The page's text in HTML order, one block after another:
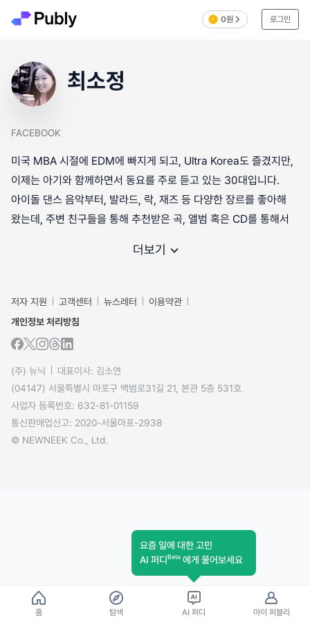
0원 로그인
최소정
FACEBOOK
미국 MBA 시절에 EDM에 빠지게 되고, Ultra Korea도 즐겼지만,
이제는 아기와 함께하면서 동요를 주로 듣고 있는 30대입니다.
아이돌 댄스 음악부터, 발라드, 락, 재즈 등 다양한 장르를 좋아해
왔는데, 주변 친구들을 통해 추천받은 곡, 앨범 혹은 CD를 통해서
더보기
저자 지원 고객센터 뉴스레터
이용약관
개인정보 처리방침
(주) 뉴닉
대표이사: 김소연
(04147) 서울특별시 마포구 백범로31길 21, 본관 5층 531호
사업자 등록번호: 632-81-01159
통신판매업신고: 2020-서울마포-2938
© NEWNEEK Co., Ltd.
홈 탐색
요즘 일에 대한 고민
AI 퍼디Beta 에게 물어보세요
AI 퍼디 마이 퍼블리